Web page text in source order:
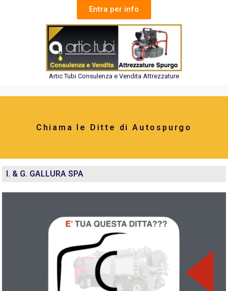
Entra per info
Artic Tubi Consulenza e Vendita Attrezzature
Chiama le Ditte di Autospurgo
I. & G. GALLURA SPA